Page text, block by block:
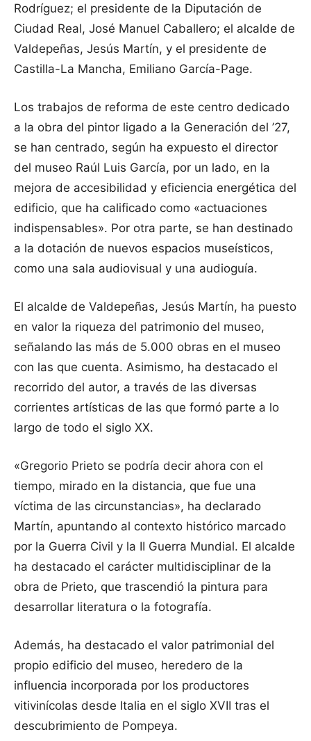
Rodríguez; el presidente de la Diputación de
Ciudad Real, José Manuel Caballero; el alcalde de
Valdepeñas, Jesús Martín, y el presidente de
Castilla-La Mancha, Emiliano García-Page.
Los trabajos de reforma de este centro dedicado
a la obra del pintor ligado a la Generación del ’27,
se han centrado, según ha expuesto el director
del museo Raúl Luis García, por un lado, en la
mejora de accesibilidad y eficiencia energética del
edificio, que ha calificado como «actuaciones
indispensables». Por otra parte, se han destinado
a la dotación de nuevos espacios museísticos,
como una sala audiovisual y una audioguía.
El alcalde de Valdepeñas, Jesús Martín, ha puesto
en valor la riqueza del patrimonio del museo,
señalando las más de 5.000 obras en el museo
con las que cuenta. Asimismo, ha destacado el
recorrido del autor, a través de las diversas
corrientes artísticas de las que formó parte a lo
largo de todo el siglo XX.
«Gregorio Prieto se podría decir ahora con el
tiempo, mirado en la distancia, que fue una
víctima de las circunstancias», ha declarado
Martín, apuntando al contexto histórico marcado
por la Guerra Civil y la II Guerra Mundial. El alcalde
ha destacado el carácter multidisciplinar de la
obra de Prieto, que trascendió la pintura para
desarrollar literatura o la fotografía.
Además, ha destacado el valor patrimonial del
propio edificio del museo, heredero de la
influencia incorporada por los productores
vitivinícolas desde Italia en el siglo XVII tras el
descubrimiento de Pompeya.